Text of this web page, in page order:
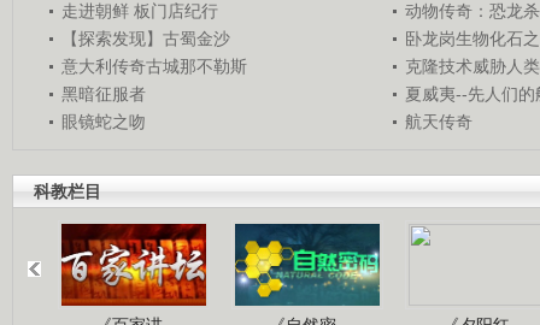
走进朝鲜 板门店纪行
动物传奇：恐龙
【探索发现】古蜀金沙
卧龙岗生物化石
意大利传奇古城那不勒斯
克隆技术威胁人
黑暗征服者
夏威夷--先人们的
眼镜蛇之吻
航天传奇
科教栏目